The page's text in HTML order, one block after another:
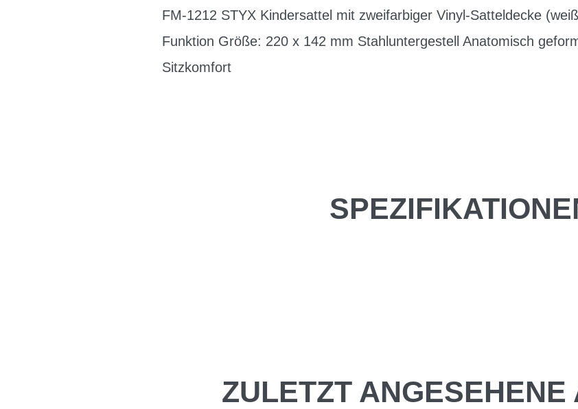
FM-1212 STYX Kindersattel mit zweifarbiger Vinyl-Satteldecke
Funktion Größe: 220 x 142 mm Stahluntergestell Anatomisch
Sitzkomfort
ZULETZT ANGESEHENE